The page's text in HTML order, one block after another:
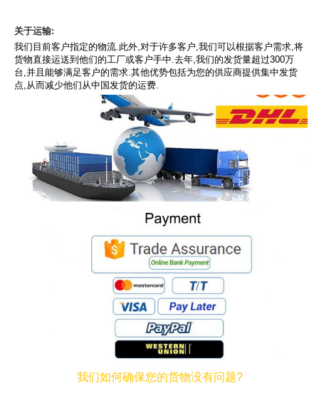
关于运输:
我们目前客户指定的物流.此外,对于许多客户,我们可以根据客户需求,将
货物直接运送到他们的工厂或客户手中.去年,我们的发货量超过300万
台,并且能够满足客户的需求.其他优势包括为您的供应商提供集中发货
点,从而减少他们从中国发货的运费.
我们如何确保您的货物没有问题?